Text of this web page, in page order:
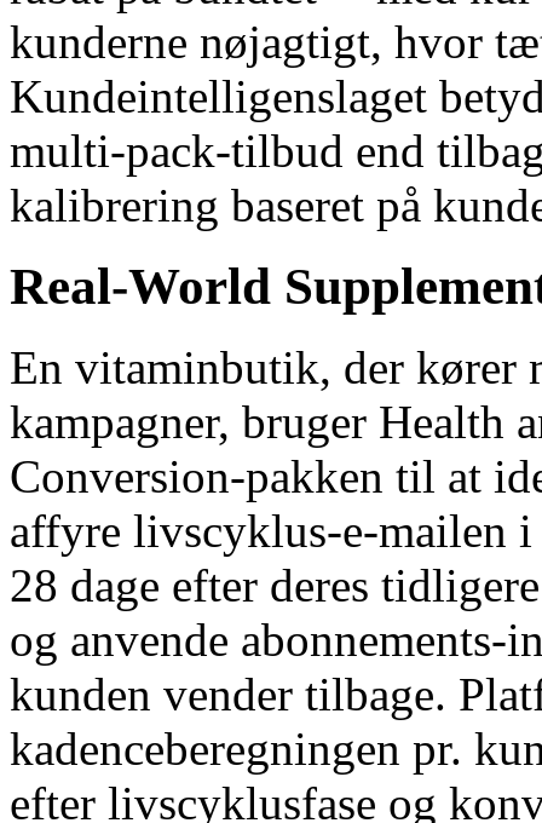
kunderne nøjagtigt, hvor
Kundeintelligenslaget
multi-pack-tilbud end
kalibrering baseret på
Real-World
En vitaminbutik, der kører
kampagner, bruger Health
Conversion-pakken til at
affyre livscyklus-e-mailen
28 dage efter deres
og anvende abonnements-
kunden vender tilbage.
kadenceberegningen pr.
efter livscyklusfase og